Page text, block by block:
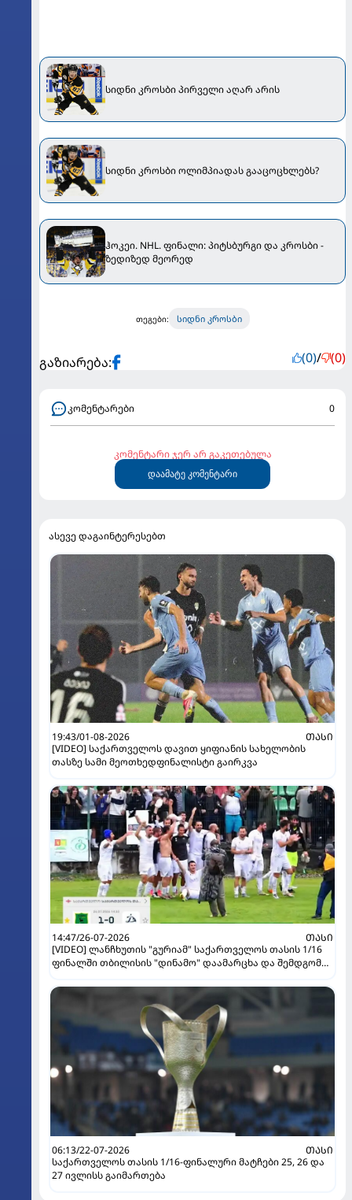
სიდნი კროსბი პირველი აღარ არის
სიდნი კროსბი ოლიმპიადას გააცოცხლებს?
ჰოკეი. NHL. ფინალი: პიტსბურგი და კროსბი -
ზედიზედ მეორედ
თეგები: სიდნი კროსბი
გაზიარება: (0)/ (0)
კომენტარები 0
კომენტარი ჯერ არ გაკეთებულა
დაამატე კომენტარი
ასევე დაგაინტერესებთ
19:43/01-08-2026
ᲗᲐᲡᲘ
[VIDEO] საქართველოს დავით ყიფიანის სახელობის
თასზე სამი მეოთხედფინალისტი გაირკვა
14:47/26-07-2026
ᲗᲐᲡᲘ
[VIDEO] ლანჩხუთის "გურიამ" საქართველოს თასის 1/16
ფინალში თბილისის "დინამო" დაამარცხა და შემდგომ
06:13/22-07-2026
ᲗᲐᲡᲘ
საქართველოს თასის 1/16-ფინალური მატჩები 25, 26 და
27 ივლისს გაიმართება